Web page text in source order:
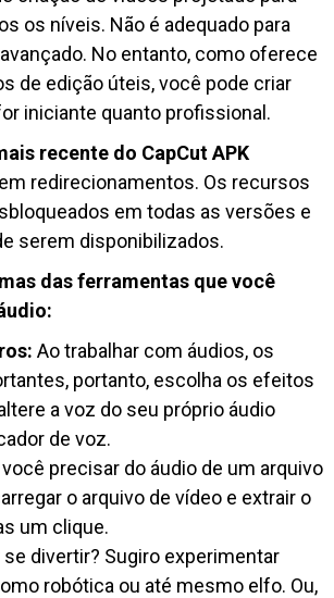
os níveis. Não é adequado para
No entanto, como oferece
de edição úteis, você pode criar
iniciante quanto profissional.
recente do CapCut APK
redirecionamentos. Os recursos
em todas as versões e
serem disponibilizados.
das ferramentas que você
Ao trabalhar com áudios, os
portanto, escolha os efeitos
a voz do seu próprio áudio
de voz.
você precisar do áudio de um arquivo
o arquivo de vídeo e extrair o
um clique.
se divertir? Sugiro experimentar
robótica ou até mesmo elfo. Ou,